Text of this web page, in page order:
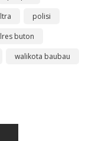
polisi
buton
walikota baubau